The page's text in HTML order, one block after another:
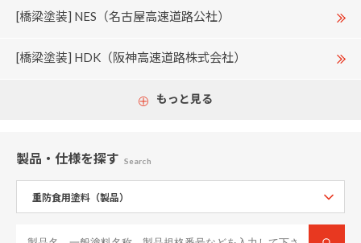
[橋梁塗装] NES（名古屋高速道路公社）
[橋梁塗装] HDK（阪神高速道路株式会社）
もっと見る
製品・仕様を探す Search